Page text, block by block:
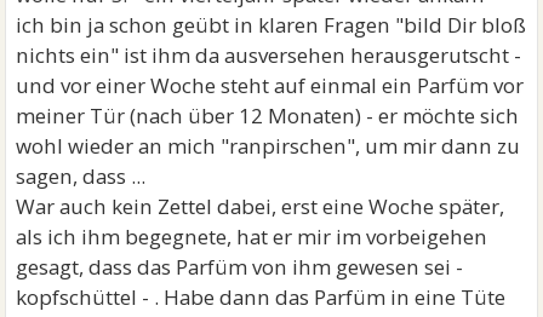
ich bin ja schon geübt in klaren Fragen "bild Dir bloß
nichts ein" ist ihm da ausversehen herausgerutscht -
und vor einer Woche steht auf einmal ein Parfüm vor
meiner Tür (nach über 12 Monaten) - er möchte sich
wohl wieder an mich "ranpirschen", um mir dann zu
sagen, dass ...
War auch kein Zettel dabei, erst eine Woche später,
als ich ihm begegnete, hat er mir im vorbeigehen
gesagt, dass das Parfüm von ihm gewesen sei -
kopfschüttel - . Habe dann das Parfüm in eine Tüte